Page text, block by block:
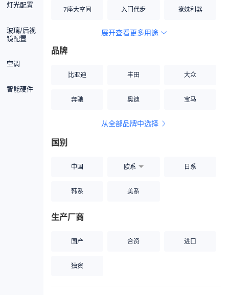
灯光配置
玻璃/后视
镜配置
空调
智能硬件
7座大空间 入门代步 撩妹利器
空间宽敞
展开查看更多用途
品牌
比亚迪 丰田 大众
奔驰 奥迪 宝马
从全部品牌中选择
国别
中国 欧系 日系
韩系 美系
生产厂商
国产 合资 进口
独资